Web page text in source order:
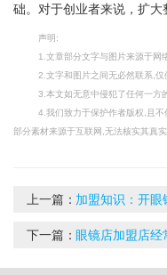
础。对于创业者来说，扩大
声明:
1.文章部分文字与图片来源于网
2.文字和图片之间无必然联系,仅
3.本文如无意中侵犯了任何一方
4.我们致力于保护作者版权,且不
部分素材来源于互联网,无法核实其真
上一篇： 加盟知识：开眼
下一篇： 眼镜店加盟店经